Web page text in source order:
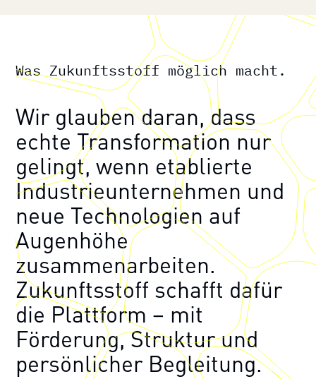
Was Zukunftsstoff möglich macht.
Wir glauben daran, dass
echte Transformation nur
gelingt, wenn etablierte
Industrieunternehmen und
neue Technologien auf
Augenhöhe
zusammenarbeiten.
Zukunftsstoff schafft dafür
die Plattform – mit
Förderung, Struktur und
persönlicher Begleitung.